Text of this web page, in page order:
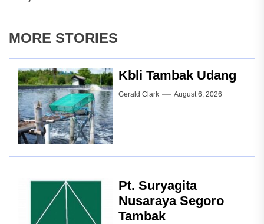
MORE STORIES
Kbli Tambak Udang
Gerald Clark August 6, 2026
Pt. Suryagita
Nusaraya Segoro
Tambak